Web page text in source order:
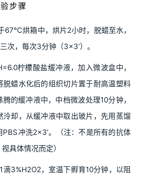
步骤
67℃烘箱中，烘片2小时，脱蜡至水，
次，每次3分钟（3×3’）。
柠檬酸盐缓冲液，加入微波盒中，
脱蜡水化后的组织切片置于耐高温塑料
的缓冲液中，中档微波处理10分钟，
泠却，从缓冲液中取出玻片，先用蒸馏
冲洗2×3’。（注：不是所有的抗体
具体情况而定）
3%H2O2，室温下孵育10分钟，以阻